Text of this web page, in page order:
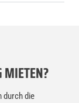
MIETEN?
durch die